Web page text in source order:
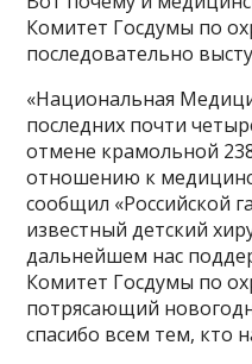
Комитет Госдумы по
последовательно
«Национальная
последних почти
отмене крамольной
отношению к
сообщил «Российской
известный детский
дальнейшем нас
Комитет Госдумы по
потрясающий
спасибо всем тем, кто